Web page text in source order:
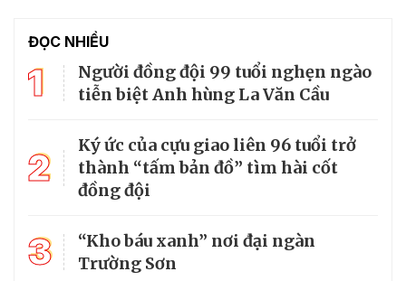
ĐỌC NHIỀU
1
Người đồng đội 99 tuổi nghẹn ngào
tiễn biệt Anh hùng La Văn Cầu
2
Ký ức của cựu giao liên 96 tuổi trở
thành “tấm bản đồ” tìm hài cốt
đồng đội
3
“Kho báu xanh” nơi đại ngàn
Trường Sơn